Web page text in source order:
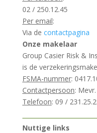
02 / 250.12.45
Per email:
Via de contactpagina
Onze makelaar
Group Casier Risk &
is de
FSMA-nummer:
Contactpersoon:
Telefoon: 09 /
Nuttige links